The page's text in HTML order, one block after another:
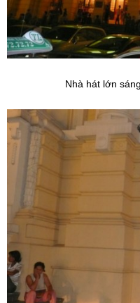
Nhà hát lớn